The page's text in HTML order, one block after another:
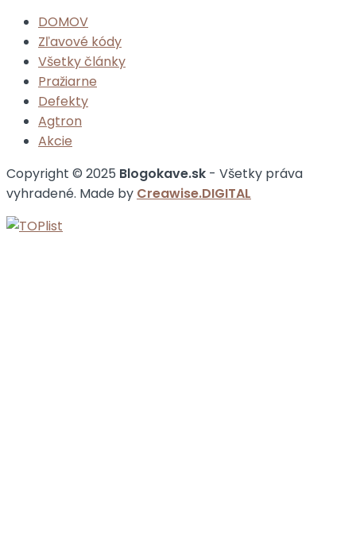
DOMOV
Zľavové kódy
Všetky články
Pražiarne
Defekty
Agtron
Akcie
Copyright © 2025 Blogokave.sk - Všetky práva
vyhradené. Made by Creawise.DIGITAL